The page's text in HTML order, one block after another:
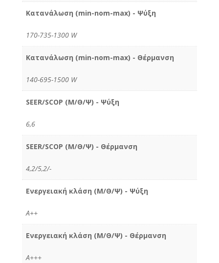
Κατανάλωση (min-nom-max) - Ψύξη
170-735-1300 W
Κατανάλωση (min-nom-max) - Θέρμανση
140-695-1500 W
SEER/SCOP (Μ/Θ/Ψ) - Ψύξη
6,6
SEER/SCOP (Μ/Θ/Ψ) - Θέρμανση
4,2/5,2/-
Ενεργειακή κλάση (Μ/Θ/Ψ) - Ψύξη
Α++
Ενεργειακή κλάση (Μ/Θ/Ψ) - Θέρμανση
A+++